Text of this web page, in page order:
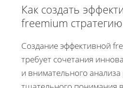
Как создать
freemium стратегию
Создание эффективной
требует сочетания
и внимательного